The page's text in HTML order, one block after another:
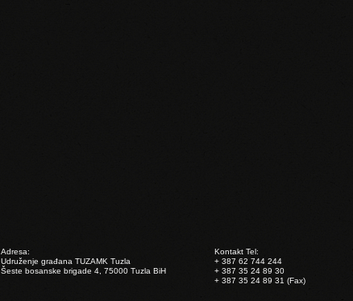
Adresa:
Udruženje građana TUZAMK Tuzla
Šeste bosanske brigade 4, 75000 Tuzla BiH
Kontakt Tel:
+ 387 62 744 244
+ 387 35 24 89 30
+ 387 35 24 89 31 (Fax)